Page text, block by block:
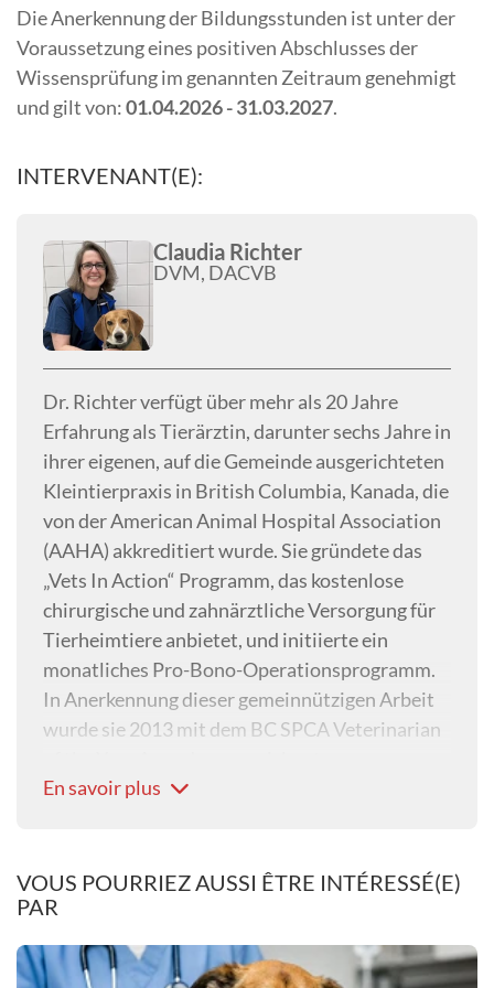
Die Anerkennung der Bildungsstunden ist unter der
Voraussetzung eines positiven Abschlusses der
Wissensprüfung im genannten Zeitraum genehmigt
und gilt von:01.04.2026 - 31.03.2027.
INTERVENANT(E):
Claudia Richter
DVM, DACVB
Dr. Richter verfügt über mehr als 20 Jahre
Erfahrung als Tierärztin, darunter sechs Jahre in
ihrer eigenen, auf die Gemeinde ausgerichteten
Kleintierpraxis in British Columbia, Kanada, die
von der American Animal Hospital Association
(AAHA) akkreditiert wurde. Sie gründete das
„Vets In Action“ Programm, das kostenlose
chirurgische und zahnärztliche Versorgung für
Tierheimtiere anbietet, und initiierte ein
monatliches Pro-Bono-Operationsprogramm.
In Anerkennung dieser gemeinnützigen Arbeit
wurde sie 2013 mit dem BC SPCA Veterinarian
Während ihrer Arbeit bei der BC SPCA
und angstfreie Methoden in der Klinik ein und
begann eine Facharztausbildung im Bereich
"Pacific Veterinary Behavior Consulting"
En savoir plus
VOUS POURRIEZ AUSSI ÊTRE INTÉRESSÉ(E)
PAR